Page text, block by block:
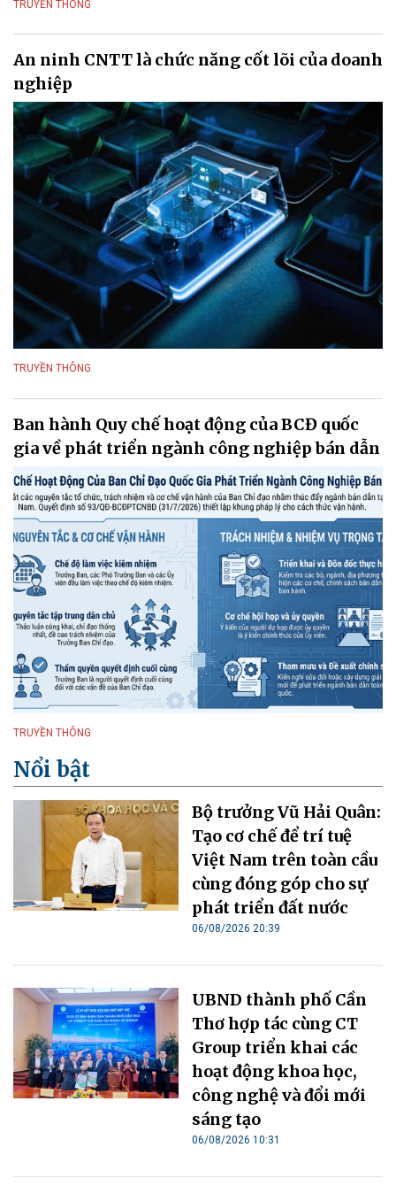
TRUYỀN THÔNG
An ninh CNTT là chức năng cốt lõi của doanh
nghiệp
TRUYỀN THÔNG
Ban hành Quy chế hoạt động của BCĐ quốc
gia về phát triển ngành công nghiệp bán dẫn
TRUYỀN THÔNG
Nổi bật
Bộ trưởng Vũ Hải Quân:
Tạo cơ chế để trí tuệ
Việt Nam trên toàn cầu
cùng đóng góp cho sự
phát triển đất nước
06/08/2026 20:39
UBND thành phố Cần
Thơ hợp tác cùng CT
Group triển khai các
hoạt động khoa học,
công nghệ và đổi mới
sáng tạo
06/08/2026 10:31